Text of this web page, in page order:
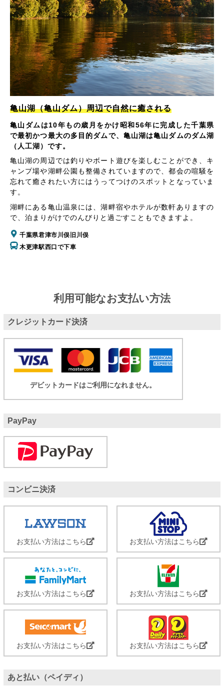
亀山湖（亀山ダム）周辺で自然に癒される
亀山ダムは10年もの歳月をかけ昭和56年に完成した千葉県
で最初かつ最大の多目的ダムで、亀山湖は亀山ダムのダム湖
（人工湖）です。
亀山湖の周辺では釣りやボート遊びを楽しむことができ、キ
ャンプ場や湖畔公園も整備されていますので、都会の喧騒を
忘れて癒されたい方にはうってつけのスポットとなっていま
す。
湖畔にある亀山温泉には、湖畔宿やホテルが数軒ありますの
で、泊まりがけでのんびりと過ごすこともできますよ。
千葉県君津市川俣旧川俣
木更津駅西口で下車
利用可能なお支払い方法
クレジットカード決済
デビットカードはご利用になれません。
PayPay
コンビニ決済
お支払い方法はこちら お支払い方法はこちら
お支払い方法はこちら お支払い方法はこちら
お支払い方法はこちら お支払い方法はこちら
あと払い（ペイディ）